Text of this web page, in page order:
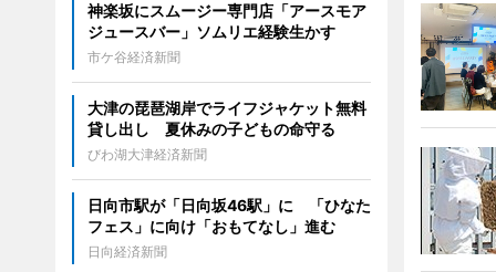
神楽坂にスムージー専門店「アースモア
ジュースバー」ソムリエ経験生かす
市ケ谷経済新聞
大津の琵琶湖岸でライフジャケット無料
貸し出し 夏休みの子どもの命守る
びわ湖大津経済新聞
日向市駅が「日向坂46駅」に 「ひなた
フェス」に向け「おもてなし」進む
日向経済新聞